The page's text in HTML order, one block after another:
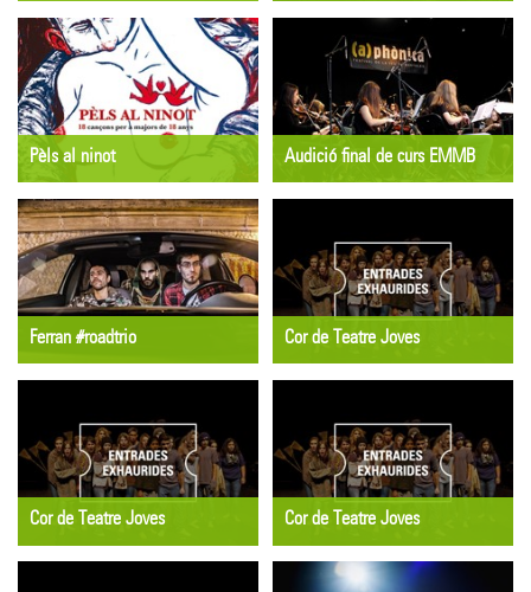
GASTRONOMIA
Del divendres 19 al diumenge
21 de juny
Restaurants del Grup
Gastronòmic del Pla de
l’Estany
CONTES
Dijous 18 de juny
Biblioteca Comarcal del Pla de
l'Estany
Pèls al ninot
PRESENTACIÓ
Dijous 18 de juny
19:30 h
Llibreria l'Altell
Audició final de curs EMMB
CONCERT
Juanola La Muralla
Ferran #roadtrio
TAST DE CONCERTS
El Sol
Cor de Teatre Joves
CONCERT
Llotja del Tint
Cor de Teatre Joves
CONCERT
Cor de Teatre Joves
CONCERT
Diumenge 21 de juny